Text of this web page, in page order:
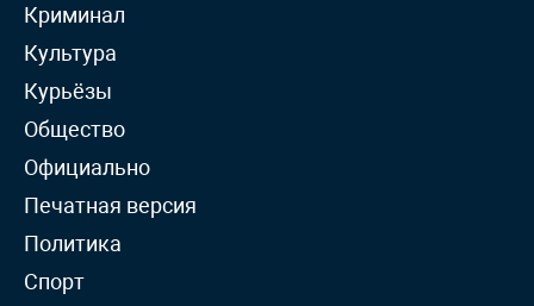
Криминал
Культура
Курьёзы
Общество
Официально
Печатная версия
Политика
Спорт